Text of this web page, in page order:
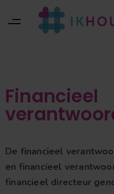
Financieel
De financieel
en financieel
financieel directeur